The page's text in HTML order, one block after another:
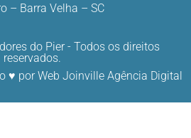
– Barra Velha – SC
do Pier - Todos os direitos
reservados.
♥ porWeb Joinville Agência Digital